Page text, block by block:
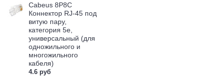
Cabeus 8P8C
Коннектор RJ-45 под
витую пару,
категория 5e,
универсальный (для
одножильного и
многожильного
кабеля)
4.6 руб